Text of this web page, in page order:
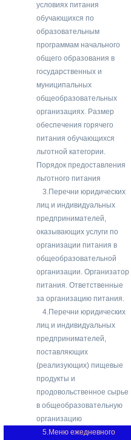
условиях питания
обучающихся по
образовательным
программам начального
общего образования в
государственных и
муниципальных
общеобразовательных
организациях. Размер
обеспечения горячего
питания обучающихся
льготной категории.
Порядок предоставления
льготного питания
3.Перечни юридических
лиц и индивидуальных
предпринимателей,
оказывающих услуги по
организации питания в
общеобразовательной
организации. Организатор
питания. Ответственные
за организацию питания.
4.Перечни юридических
лиц и индивидуальных
предпринимателей,
поставляющих
(реализующих) пищевые
продукты и
продовольственное сырье
в общеобразовательную
организацию
5.Меню ежедневного